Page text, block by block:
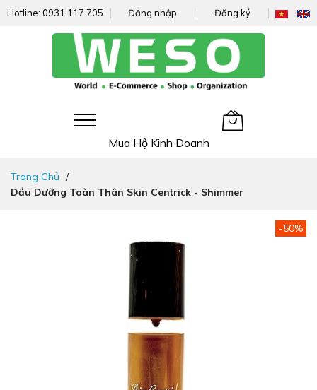
Hotline: 0931.117.705 Đăng nhập Đăng ký
Mua Hộ Kinh Doanh
nhanh
đến
Trang Chủ
Dầu Dưỡng Toàn Thân Skin Centrick - Shimmer
-50%